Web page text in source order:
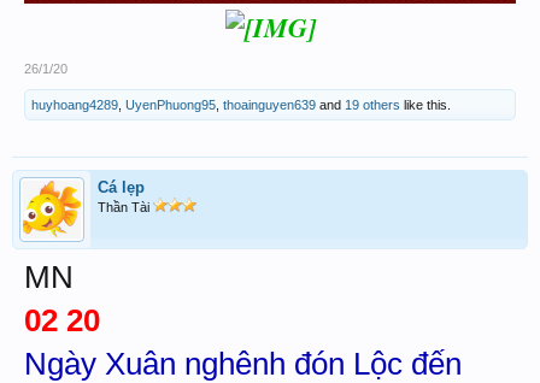
26/1/20
huyhoang4289 UyenPhuong95 thoainguyen639 and 19 others like this.
Cá lẹp
Thần Tài
MN
02 20
Ngày Xuân nghênh đón Lộc đến